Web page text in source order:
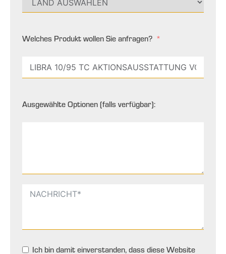
Welches Produkt wollen Sie anfragen?
Ausgewählte Optionen (falls verfügbar):
Ich bin damit einverstanden, dass diese Website